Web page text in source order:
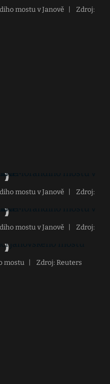
mostu v Janově
Zdroj:
mostu v Janově
Zdroj:
mostu v Janově
Zdroj:
mostu Zdroj: Reuters